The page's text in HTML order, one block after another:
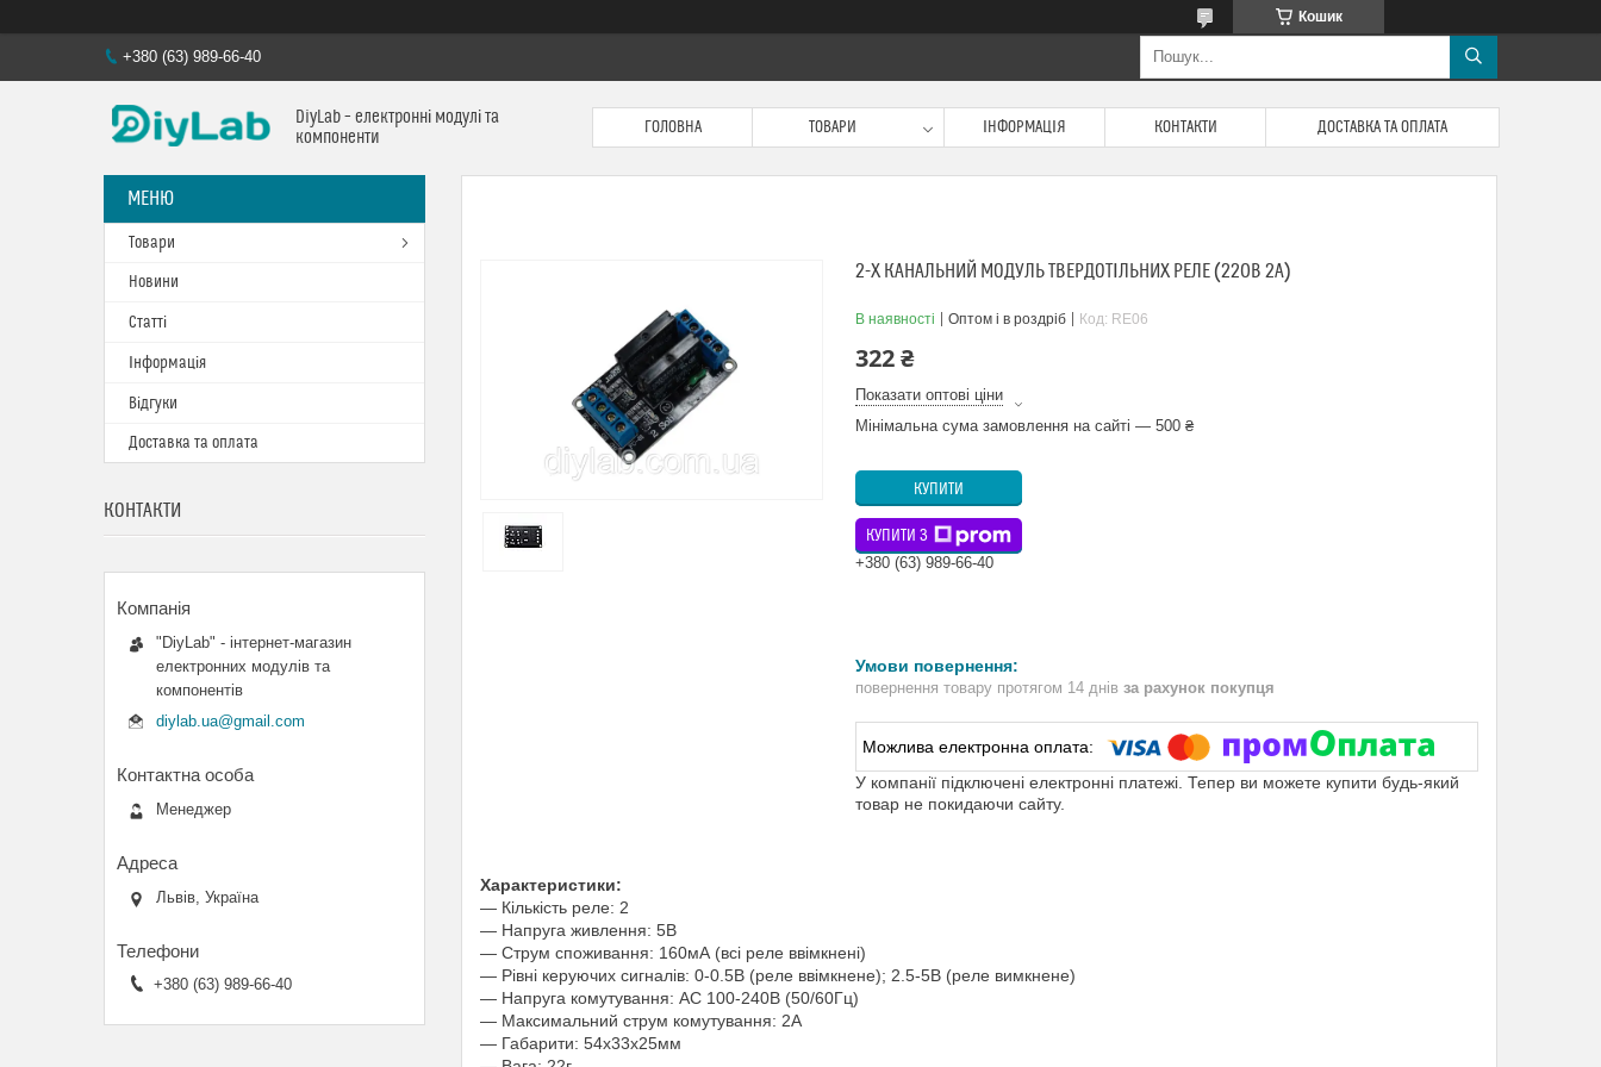
Кошик
+380 (63) 989-66-40
DiyLab – електронні модулі та
компоненти
ГОЛОВНА ТОВАРИ ІНФОРМАЦІЯ КОНТАКТИ ДОСТАВКА ТА ОПЛАТА
2-Х КАНАЛЬНИЙ МОДУЛЬ ТВЕРДОТІЛЬНИХ РЕЛЕ (220В 2А)
В наявності Оптом і в роздріб Код: RE06
322 ₴
Показати оптові ціни
Мінімальна сума замовлення на сайті — 500 ₴
КУПИТИ
КУПИТИ З
+380 (63) 989-66-40
повернення товару протягом 14 днів за рахунок покупця
У компанії підключені електронні платежі. Тепер ви можете купити будь-який
товар не покидаючи сайту.
Характеристики:
― Кількість реле: 2
― Напруга живлення: 5В
― Струм споживання: 160мА (всі реле ввімкнені)
― Рівні керуючих сигналів: 0-0.5В (реле ввімкнене); 2.5-5В (реле вимкнене)
― Напруга комутування: AC 100-240В (50/60Гц)
― Максимальний струм комутування: 2А
― Габарити: 54х33х25мм
Товари
Новини
Статті
Інформація
Відгуки
Доставка та оплата
КОНТАКТИ
"DiyLab" - інтернет-магазин
електронних модулів та
компонентів
diylab.ua@gmail.com
Менеджер
Львів, Україна
+380 (63) 989-66-40